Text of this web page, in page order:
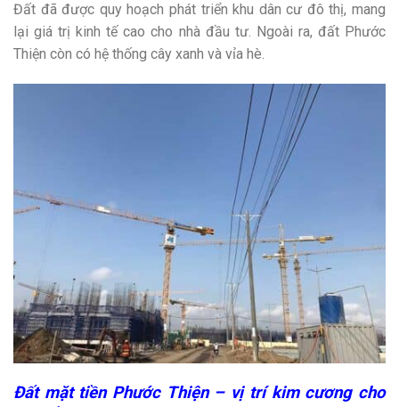
Đất đã được quy hoạch phát triển khu dân cư đô thị, mang
lại giá trị kinh tế cao cho nhà đầu tư. Ngoài ra, đất Phước
Thiện còn có hệ thống cây xanh và vỉa hè.
Đất mặt tiền Phước Thiện – vị trí kim cương cho